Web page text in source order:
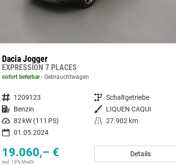
Dacia Jogger
EXPRESSION 7 PLACES
sofort lieferbar Gebrauchtwagen
Fahrzeugnummer 1209123 Getriebe Schaltgetriebe
Kraftstoff Benzin Außenfarbe LIQUEN CAQUI
Leistung 82 kW (111 PS) Kilometerstand 27.902 km
01.05.2024
19.060,– €
incl. 19% MwSt.
Details